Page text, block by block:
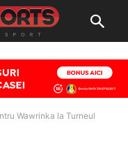
Wawrinka la Turneul